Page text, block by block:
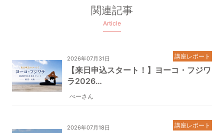
関連記事
Article
2026年07月31日
【来日申込スタート！】ヨーコ・フジワ
ラ2026…
べーさん
講座レポート
2026年07月18日 講座レポート